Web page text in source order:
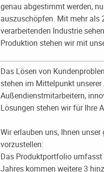
genau abgestimmt werden,
auszuschöpfen. Mit mehr als
verarbeitenden Industrie
Produktion stehen wir mit
Das Lösen von
stehen im Mittelpunkt
Außendienstmitarbeitern,
Lösungen stehen wir für Ihre
Wir erlauben uns, Ihnen
vorzustellen:
Das Produktportfolio
Jahres kommen weitere 3